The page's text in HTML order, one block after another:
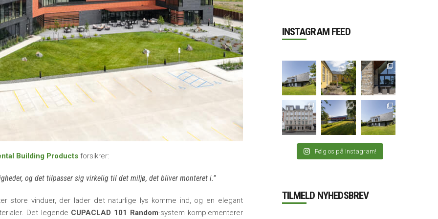
Building Products forsikrer:
og det tilpasser sig virkelig til det miljø, det bliver monteret i.
store vinduer, der lader det naturlige lys komme ind, og en elegant
Det legende CUPACLAD 101 Random-system komplementerer
INSTAGRAM FEED
Følg os på Instagram!
TILMELD NYHEDSBREV